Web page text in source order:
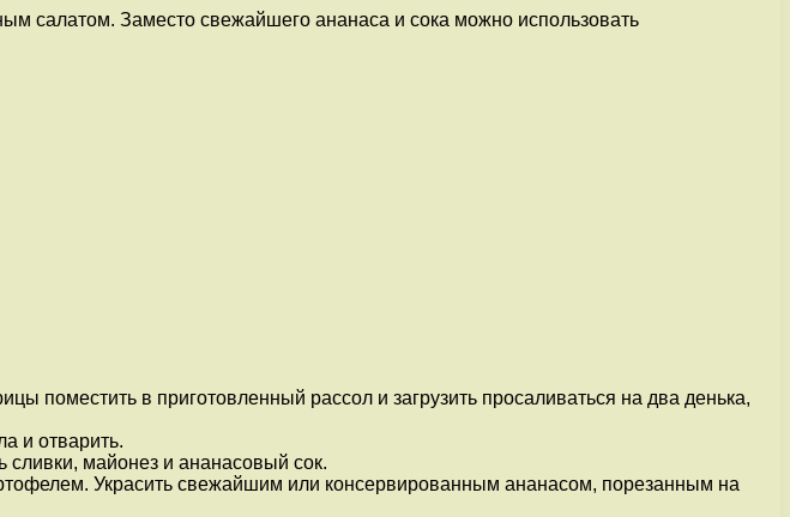
салатом. Заместо свежайшего ананаса и сока можно использовать
поместить в приготовленный рассол и загрузить просаливаться на два денька,
и отварить.
сливки, майонез и ананасовый сок.
Украсить свежайшим или консервированным ананасом, порезанным на